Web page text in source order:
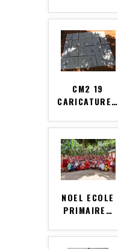
CM2 19
CARICATURE…
NOEL ECOLE
PRIMAIRE…